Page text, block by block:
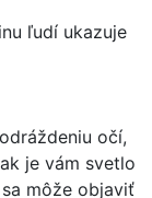
ľudí ukazuje
očí,
je vám svetlo
môže objaviť